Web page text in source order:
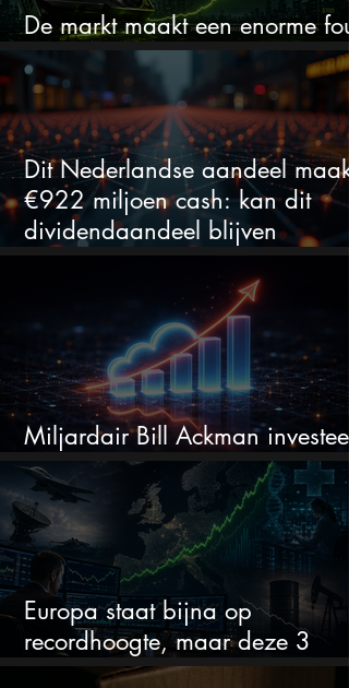
De markt maakt een enorme fout
Dit Nederlandse aandeel maakt
€922 miljoen cash: kan dit
dividendaandeel blijven
verhogen?
Miljardair Bill Ackman investeert
miljarden in dit techaandeel
Europa staat bijna op
recordhoogte, maar deze 3
sectoren vallen nu op